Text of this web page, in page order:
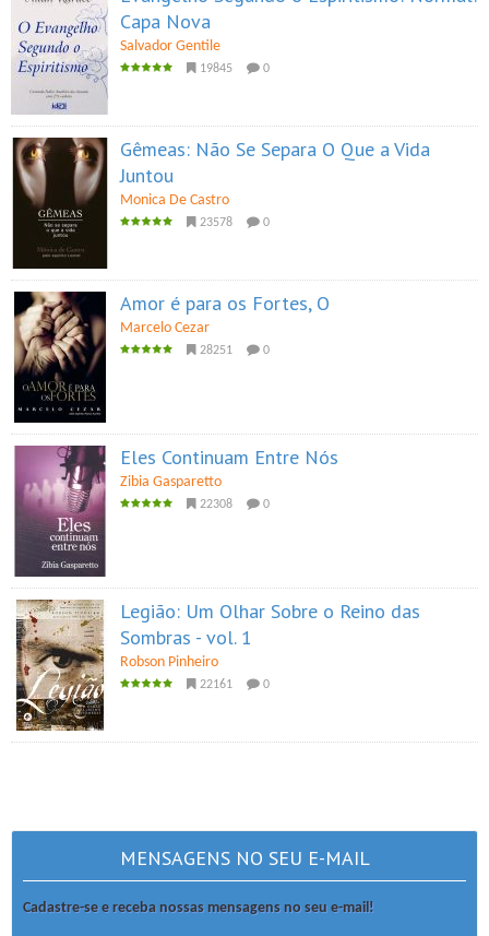
Capa Nova
Salvador Gentile
19845 0
Gêmeas: Não Se Separa O Que a Vida
Juntou
Monica De Castro
23578 0
Amor é para os Fortes, O
Marcelo Cezar
28251 0
Eles Continuam Entre Nós
Zibia Gasparetto
22308 0
Legião: Um Olhar Sobre o Reino das
Sombras - vol. 1
Robson Pinheiro
22161 0
MENSAGENS NO SEU E-MAIL
Cadastre-se e receba nossas mensagens no seu e-mail!